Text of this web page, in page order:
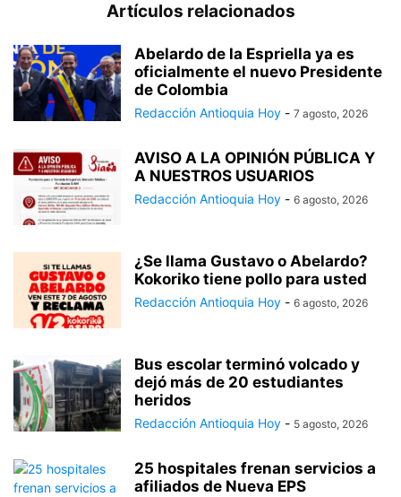
Artículos relacionados
Abelardo de la Espriella ya es
oficialmente el nuevo Presidente
de Colombia
Redacción Antioquia Hoy - 7 agosto, 2026
AVISO A LA OPINIÓN PÚBLICA Y
A NUESTROS USUARIOS
Redacción Antioquia Hoy - 6 agosto, 2026
¿Se llama Gustavo o Abelardo?
Kokoriko tiene pollo para usted
Redacción Antioquia Hoy - 6 agosto, 2026
Bus escolar terminó volcado y
dejó más de 20 estudiantes
heridos
Redacción Antioquia Hoy - 5 agosto, 2026
25 hospitales frenan servicios a
afiliados de Nueva EPS